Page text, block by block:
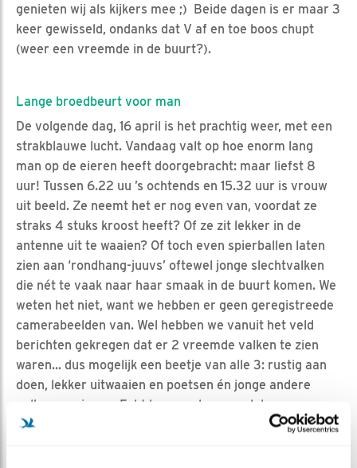
genieten wij als kijkers mee ;) Beide dagen is er maar 3
keer gewisseld, ondanks dat V af en toe boos chupt
(weer een vreemde in de buurt?).
Lange broedbeurt voor man
De volgende dag, 16 april is het prachtig weer, met een
strakblauwe lucht. Vandaag valt op hoe enorm lang
man op de eieren heeft doorgebracht: maar liefst 8
uur! Tussen 6.22 uu ’s ochtends en 15.32 uur is vrouw
uit beeld. Ze neemt het er nog even van, voordat ze
straks 4 stuks kroost heeft? Of ze zit lekker in de
antenne uit te waaien? Of toch even spierballen laten
zien aan ‘rondhang-juuvs’ oftewel jonge slechtvalken
die nét te vaak naar haar smaak in de buurt komen. We
weten het niet, want we hebben er geen geregistreede
camerabeelden van. Wel hebben we vanuit het veld
berichten gekregen dat er 2 vreemde valken te zien
waren... dus mogelijk een beetje van alle 3: rustig aan
doen, lekker uitwaaien en poetsen én jonge andere
valken wegjagen. Echt boos gedrag werd door onze
‘veldwaarnemers’ niet gezien bij man en vrouw. Rond